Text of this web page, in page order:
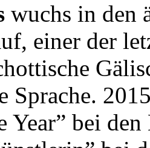
wuchs in den
einer der
Sprache.
Year” bei